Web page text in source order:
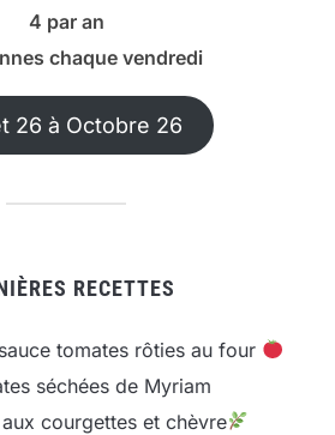
4 par an
chaque vendredi
26 à Octobre 26
RECETTES
tomates rôties au four
séchées de Myriam
courgettes et chèvre